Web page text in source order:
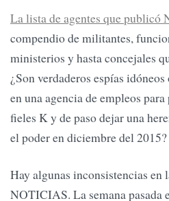
La lista de agentes que publicó
compendio de militantes,
ministerios y hasta concejales
¿Son verdaderos espías
en una agencia de empleos
fieles K y de paso dejar una
el poder en diciembre del 2015?
Hay algunas inconsistencias
NOTICIAS. La semana pasada